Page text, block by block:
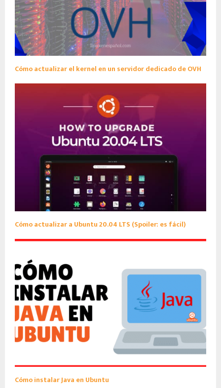
Cómo actualizar el kernel en un servidor dedicado de OVH
Cómo actualizar a Ubuntu 20.04 LTS (Spoiler: es fácil)
Cómo instalar Java en Ubuntu